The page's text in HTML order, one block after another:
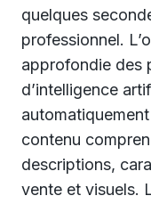
quelques
professionnel.
approfondie des
d’intelligence
contenu
descriptions,
vente et visuels.